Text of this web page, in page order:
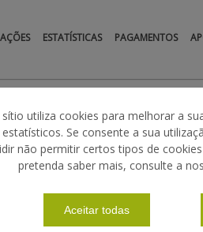
ESTATÍSTICAS PAGAMENTOS
– INTENÇÃO DE
sítio utiliza cookies para melhorar a
Se consente a sua
não permitir certos tipos de
pretenda saber mais, consulte a
Aceitar todas